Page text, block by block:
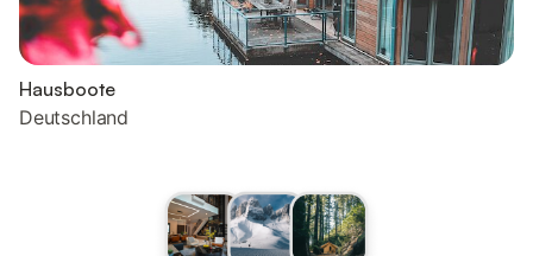
Hausboote
Deutschland